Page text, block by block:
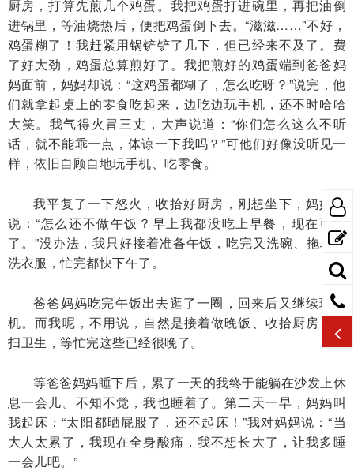
厨房，打算先煎几个鸡蛋。我把鸡蛋打进碗里，再把油倒
进锅里，等油烧热后，便把鸡蛋倒下去。“滋滋……”不好，
鸡蛋糊了！我赶紧用锅铲铲了几下，但已经来不及了。费
了好大劲，鸡蛋总算煎好了。我把煎好的鸡蛋端到爸爸妈
妈面前，妈妈却说：“这鸡蛋都糊了，怎么吃呀？”说完，他
们就拿起桌上的零食吃起来，边吃边玩手机，还不时哈哈
大笑。我气得火冒三丈，大声说道：“你们怎么这么不听
话，就不能乖一点，体谅一下我吗？”可他们好像没听见一
样，依旧自顾自地玩手机、吃零食。
我平复了一下怒火，收拾好厨房，刚想坐下，妈妈又
说：“怎么还不做午饭？早上我都没吃上早餐，现在可饿
了。”没办法，我只好接着准备午饭，吃完又洗碗、拖地、
洗衣服，忙完都快下午了。
爸爸妈妈吃完午饭出去逛了一圈，回来后又继续玩手
机。而我呢，不用说，自然是接着做晚饭、收拾厨房、打
扫卫生，等忙完这些已经很晚了。
等爸爸妈妈睡下后，累了一天的我终于能躺在沙发上休
息一会儿。不知不觉，我也睡着了。第二天一早，妈妈叫
我起床：“太阳都晒屁股了，还不起床！”我对妈妈说：“当
大人太累了，我现在全身酸痛，我不想长大了，让我多睡
一会儿吧。”